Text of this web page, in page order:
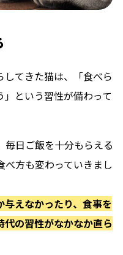
てきた猫は、「食べら
という習性が備わって
日ご飯を十分もらえる
方も変わっていきまし
与えなかったり、食事を
の習性がなかなか直ら